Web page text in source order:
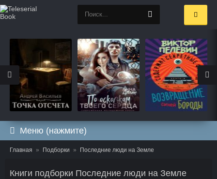
Меню (нажмите)
Главная Подборки Последние люди на Земле
Книги подборки Последние люди на Земле